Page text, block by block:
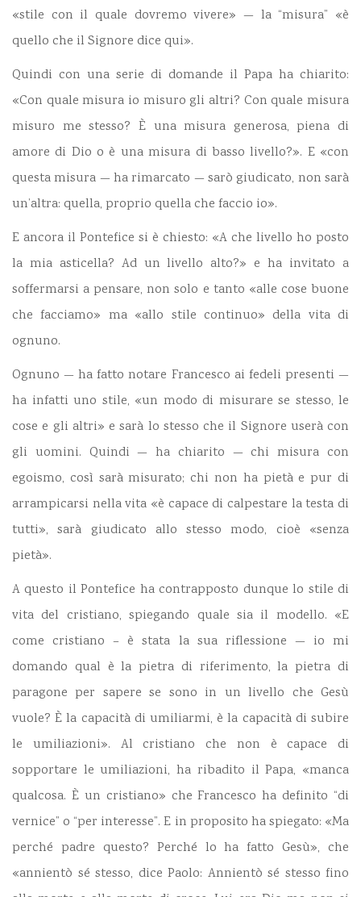
«stile con il quale dovremo vivere» — la “misura” «è
quello che il Signore dice qui».
Quindi con una serie di domande il Papa ha chiarito:
«Con quale misura io misuro gli altri? Con quale misura
misuro me stesso? È una misura generosa, piena di
amore di Dio o è una misura di basso livello?». E «con
questa misura — ha rimarcato — sarò giudicato, non sarà
un’altra: quella, proprio quella che faccio io».
E ancora il Pontefice si è chiesto: «A che livello ho posto
la mia asticella? Ad un livello alto?» e ha invitato a
soffermarsi a pensare, non solo e tanto «alle cose buone
che facciamo» ma «allo stile continuo» della vita di
ognuno.
Ognuno — ha fatto notare Francesco ai fedeli presenti —
ha infatti uno stile, «un modo di misurare se stesso, le
cose e gli altri» e sarà lo stesso che il Signore userà con
gli uomini. Quindi — ha chiarito — chi misura con
egoismo, così sarà misurato; chi non ha pietà e pur di
arrampicarsi nella vita «è capace di calpestare la testa di
tutti», sarà giudicato allo stesso modo, cioè «senza
pietà».
A questo il Pontefice ha contrapposto dunque lo stile di
vita del cristiano, spiegando quale sia il modello. «E
come cristiano – è stata la sua riflessione — io mi
domando qual è la pietra di riferimento, la pietra di
paragone per sapere se sono in un livello che Gesù
vuole? È la capacità di umiliarmi, è la capacità di subire
le umiliazioni». Al cristiano che non è capace di
sopportare le umiliazioni, ha ribadito il Papa, «manca
qualcosa. È un cristiano» che Francesco ha definito “di
vernice” o “per interesse”. E in proposito ha spiegato: «Ma
perché padre questo? Perché lo ha fatto Gesù», che
«annientò sé stesso, dice Paolo: Annientò sé stesso fino